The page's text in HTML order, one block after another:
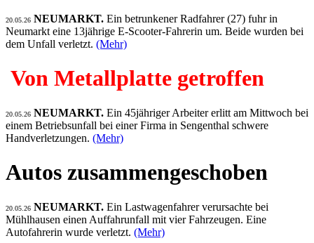
20.05.26 NEUMARKT. Ein betrunkener Radfahrer (27) fuhr in
Neumarkt eine 13jährige E-Scooter-Fahrerin um. Beide wurden bei
dem Unfall verletzt. (Mehr)
Von Metallplatte getroffen
20.05.26 NEUMARKT. Ein 45jähriger Arbeiter erlitt am Mittwoch bei
einem Betriebsunfall bei einer Firma in Sengenthal schwere
Handverletzungen. (Mehr)
Autos zusammengeschoben
20.05.26 NEUMARKT. Ein Lastwagenfahrer verursachte bei
Mühlhausen einen Auffahrunfall mit vier Fahrzeugen. Eine
Autofahrerin wurde verletzt. (Mehr)